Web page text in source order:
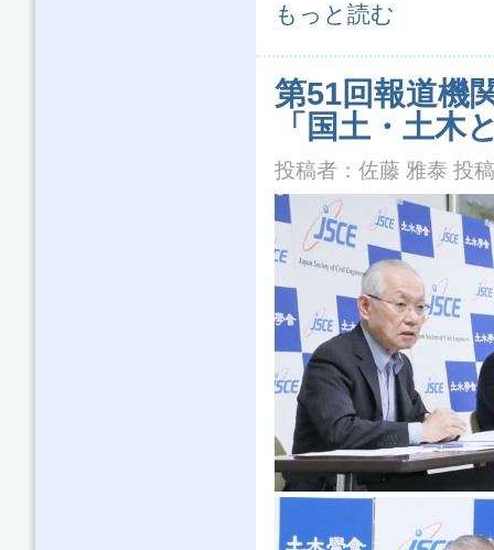
第52回報道機関懇談会「平成30年
もっと読む
第51回報道機
「国土・土木
投稿者： 佐藤 雅泰 投